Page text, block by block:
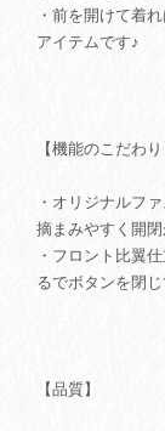
・前を開けて着
アイテムです♪
【機能のこだわり
・オリジナルフ
摘まみやすく開閉
・フロント比翼
るでボタンを閉じ
【品質】